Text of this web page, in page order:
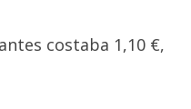
costaba 1,10 €,